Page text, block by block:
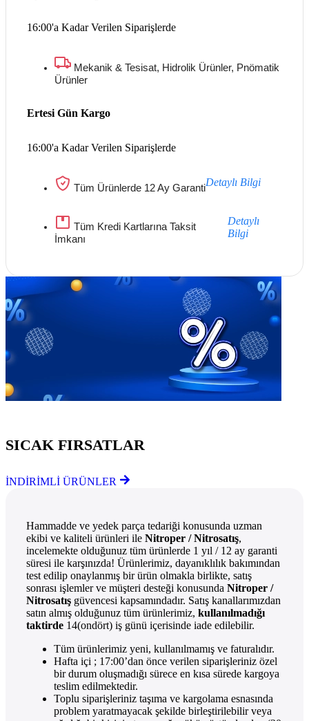
16:00'a Kadar Verilen Siparişlerde
Mekanik & Tesisat, Hidrolik Ürünler, Pnömatik
Ürünler
16:00'a Kadar Verilen Siparişlerde
Ertesi Gün Kargo
Tüm Ürünlerde 12 Ay GarantiDetaylı Bilgi
Tüm Kredi Kartlarına Taksit
İmkanı
Detaylı
Bilgi
SICAK FIRSATLAR
İNDİRİMLİ ÜRÜNLER
Hammadde ve yedek parça tedariği konusunda uzman
ekibi ve kaliteli ürünleri ile Nitroper / Nitrosatış,
incelemekte olduğunuz tüm ürünlerde 1 yıl / 12 ay garanti
süresi ile karşınızda! Ürünlerimiz, dayanıklılık bakımından
test edilip onaylanmış bir ürün olmakla birlikte, satış
sonrası işlemler ve müşteri desteği konusunda Nitroper /
Nitrosatış güvencesi kapsamındadır. Satış kanallarımızdan
satın almış olduğunuz tüm ürünlerimiz, kullanılmadığı
taktirde 14(ondört) iş günü içerisinde iade edilebilir.
Tüm ürünlerimiz yeni, kullanılmamış ve faturalıdır.
Hafta içi ; 17:00’dan önce verilen siparişleriniz özel
bir durum oluşmadığı sürece en kısa sürede kargoya
teslim edilmektedir.
Toplu siparişleriniz taşıma ve kargolama esnasında
problem yaratmayacak şekilde birleştirilebilir veya